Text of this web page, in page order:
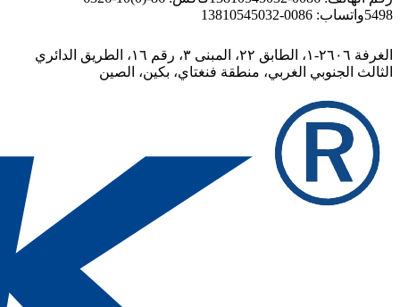
5498واتساب: 0086-13810545032
الغرفة ٢٦٠٦-١، الطابق ٢٢، المبنى ٣، رقم ١٦، الطريق الدائري
الثالث الجنوبي الغربي، منطقة فنغتاي، بكين، الصين